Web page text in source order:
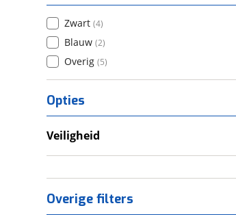
Zwart (4)
Blauw (2)
Overig (5)
Opties
Veiligheid
Overige filters